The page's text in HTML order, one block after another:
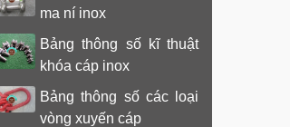
ma ní inox
Bảng thông số kĩ thuật
khóa cáp inox
Bảng thông số các loại
vòng xuyến cáp